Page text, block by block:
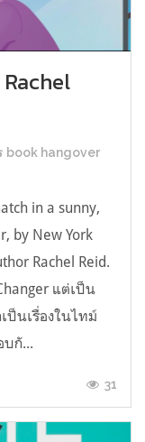
book hangover
in a sunny,
by New York
Rachel Reid.
แต่เป็น
ป็นเรื่องในไทม์
บกั...
31